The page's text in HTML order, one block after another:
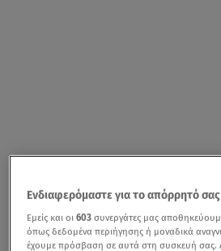
Ενδιαφερόμαστε για το απόρρητό σας
Εμείς και οι603 συνεργάτες μας
όπως δεδομένα περιήγησης ή μοναδικά
έχουμε πρόσβαση σε αυτά στη συσκευή σας.